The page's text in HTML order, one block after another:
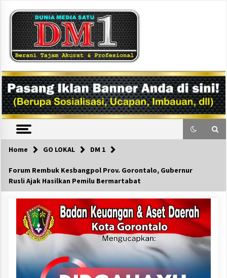
content
DM1
Home GO LOKAL DM 1
Forum Rembuk Kesbangpol Prov. Gorontalo, Gubernur
Rusli Ajak Hasilkan Pemilu Bermartabat